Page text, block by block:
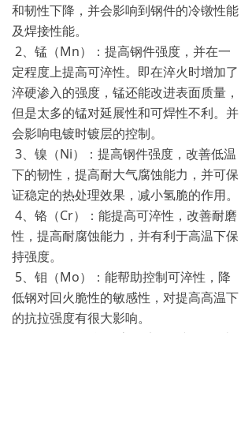
和韧性下降，并会影响到钢件的冷镦性能
及焊接性能。
2、锰（Mn）：提高钢件强度，并在一
定程度上提高可淬性。即在淬火时增加了
淬硬渗入的强度，锰还能改进表面质量，
但是太多的锰对延展性和可焊性不利。并
会影响电镀时镀层的控制。
3、镍（Ni）：提高钢件强度，改善低温
下的韧性，提高耐大气腐蚀能力，并可保
证稳定的热处理效果，减小氢脆的作用。
4、铬（Cr）：能提高可淬性，改善耐磨
性，提高耐腐蚀能力，并有利于高温下保
持强度。
5、钼（Mo）：能帮助控制可淬性，降
低钢对回火脆性的敏感性，对提高高温下
的抗拉强度有很大影响。
6、硼（B）：能提高可淬性，并且有助